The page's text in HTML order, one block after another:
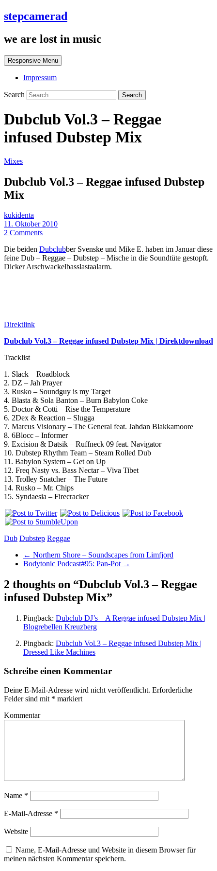
stepcamerad
we are lost in music
Responsive Menu
Impressum
Search
Dubclub Vol.3 – Reggae
infused Dubstep Mix
Mixes
Dubclub Vol.3 – Reggae infused Dubstep
Mix
kukidenta
11. Oktober 2010
2 Comments
Die beiden Dubclubber Svenske und Mike E. haben im Januar diese
feine Dub – Reggae – Dubstep – Mische in die Soundtüte gestopft.
Dicker Arschwackelbasslastaalarm.
Direktlink
Dubclub Vol.3 – Reggae infused Dubstep Mix | Direktdownload
Tracklist
1. Slack – Roadblock
2. DZ – Jah Prayer
3. Rusko – Soundguy is my Target
4. Blasta & Sola Banton – Burn Babylon Coke
5. Doctor & Cotti – Rise the Temperature
6. 2Dex & Reaction – Slugga
7. Marcus Visionary – The General feat. Jahdan Blakkamoore
8. 6Blocc – Informer
9. Excision & Datsik – Ruffneck 09 feat. Navigator
10. Dubstep Rhythm Team – Steam Rolled Dub
11. Babylon System – Get on Up
12. Freq Nasty vs. Bass Nectar – Viva Tibet
13. Trolley Snatcher – The Future
14. Rusko – Mr. Chips
15. Syndaesia – Firecracker
Dub Dubstep Reggae
← Northern Shore – Soundscapes from Limfjord
Bodytonic Podcast#95: Pan-Pot →
2 thoughts on “Dubclub Vol.3 – Reggae
infused Dubstep Mix”
Pingback: Dubclub DJ’s – A Reggae infused Dubstep Mix |
Blogrebellen Kreuzberg
Pingback: Dubclub Vol.3 – Reggae infused Dubstep Mix |
Dressed Like Machines
Schreibe einen Kommentar
Deine E-Mail-Adresse wird nicht veröffentlicht. Erforderliche
Felder sind mit * markiert
Kommentar
Name *
E-Mail-Adresse *
Website
Name, E-Mail-Adresse und Website in diesem Browser für
meinen nächsten Kommentar speichern.